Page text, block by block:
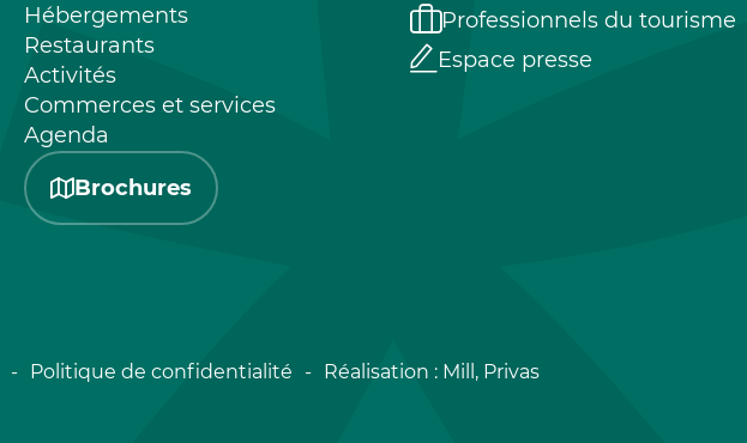
Hébergements
Restaurants
Activités
Commerces et services
Agenda
Brochures
Professionnels du tourisme
Espace presse
Politique de confidentialité Réalisation : Mill, Privas